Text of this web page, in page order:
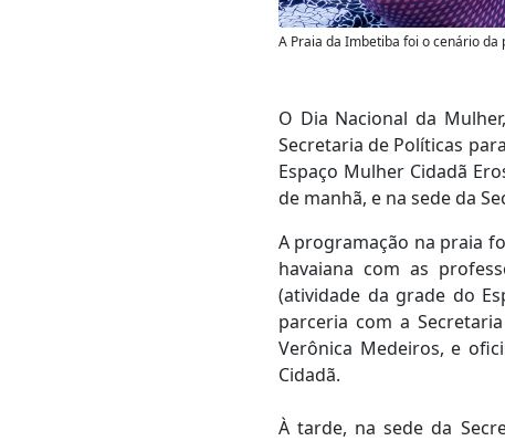
A Praia da Imbetiba foi o cenário
O Dia Nacional da
Secretaria de Políticas
Espaço Mulher Cidadã
de manhã, e na sede da
A programação na praia
havaiana com as
(atividade da grade do
parceria com a
Verônica Medeiros, e
Cidadã.
À tarde, na sede da